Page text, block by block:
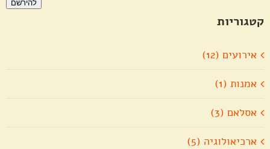
להירשם
קטגוריות
אירועים (12)
אמנות (1)
אסלאם (3)
ארכיאולוגיה (5)